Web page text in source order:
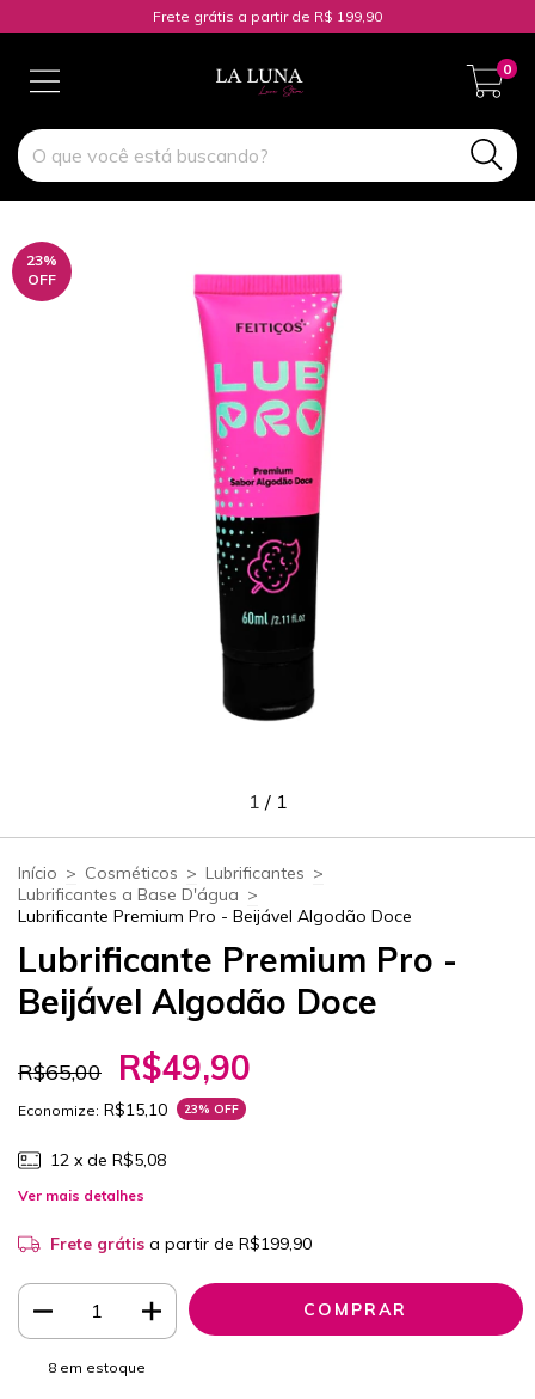
Frete grátis a partir de R$ 199,90
0
23%
OFF
1 / 1
Início > Cosméticos > Lubrificantes >
Lubrificantes a Base D'água >
Lubrificante Premium Pro - Beijável Algodão Doce
Lubrificante Premium Pro -
Beijável Algodão Doce
R$65,00 R$49,90
Economize: R$15,10 23% OFF
12 x de R$5,08
Ver mais detalhes
Frete grátis a partir de R$199,90
8 em estoque